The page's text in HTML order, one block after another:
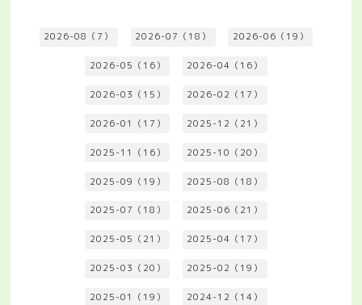
2026-08（7） 2026-07（18） 2026-06（19）
2026-05（16） 2026-04（16）
2026-03（15） 2026-02（17）
2026-01（17） 2025-12（21）
2025-11（16） 2025-10（20）
2025-09（19） 2025-08（18）
2025-07（18） 2025-06（21）
2025-05（21） 2025-04（17）
2025-03（20） 2025-02（19）
2025-01（19） 2024-12（14）